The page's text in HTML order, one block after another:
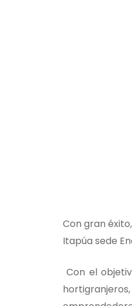
Con gran
Itapúa sede
Con el